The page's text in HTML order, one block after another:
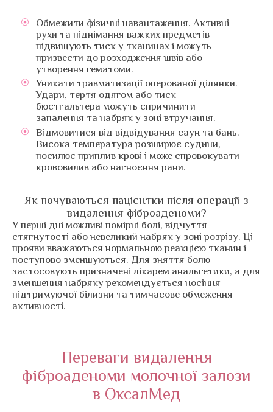
Обмежити фізичні навантаження. Активні
рухи та піднімання важких предметів
підвищують тиск у тканинах і можуть
призвести до розходження швів або
утворення гематоми.
Уникати травматизації оперованої ділянки.
Удари, тертя одягом або тиск
бюстгальтера можуть спричинити
запалення та набряк у зоні втручання.
Відмовитися від відвідування саун та бань.
Висока температура розширює судини,
посилює приплив крові і може спровокувати
крововилив або нагноєння рани.
Як почуваються пацієнтки після операції з
видалення фіброаденоми?
У перші дні можливі помірні болі, відчуття
стягнутості або невеликий набряк у зоні розрізу. Ці
прояви вважаються нормальною реакцією тканин і
поступово зменшуються. Для зняття болю
застосовують призначені лікарем анальгетики, а для
зменшення набряку рекомендується носіння
підтримуючої білизни та тимчасове обмеження
активності.
Переваги видалення
фіброаденоми молочної залози
в ОксалМед